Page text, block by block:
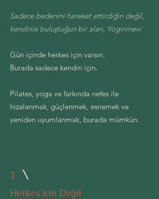
Sadece bedenini hareket ettirdiğin değil,
kendinle buluştuğun bir alan, Yogininevi
Gün içinde herkes için varsın.
Burada sadece kendin için.
Pilates, yoga ve farkında nefes ile
hizalanmak, güçlenmek, esnemek ve
yeniden uyumlanmak, burada mümkün.
1
Herkes için Değil